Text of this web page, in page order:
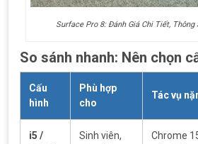
Surface Pro 8: Đánh Giá Chi Tiết, Thông
So sánh nhanh: Nên chọn
Cấu
hình
Phù hợp
cho
Tác vụ
i5 /
Sinh viên,
Chrome